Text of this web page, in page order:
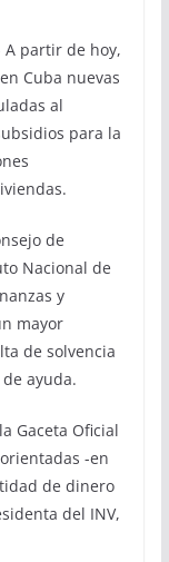
A partir de hoy,
Cuba nuevas
al
para la
de
Nacional de
y
mayor
de solvencia
ayuda.
Gaceta Oficial
-en
de dinero
del INV,